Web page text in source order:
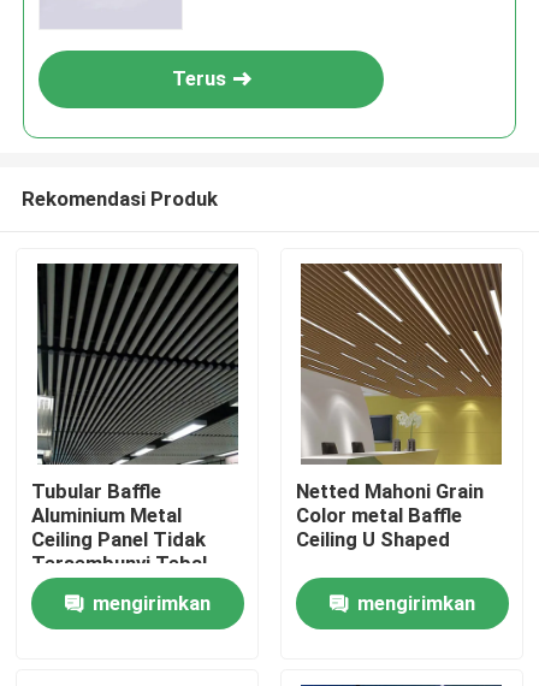
Rumah
Terus
Rekomendasi Produk
Tubular Baffle
Aluminium Metal
Ceiling Panel Tidak
Tersembunyi Tebal
0.7mm
mengirimkan
Netted Mahoni Grain
Color metal Baffle
Ceiling U Shaped
mengirimkan